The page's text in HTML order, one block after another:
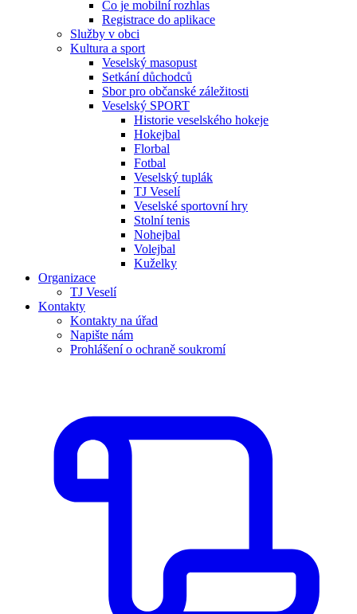
Co je mobilní rozhlas
Registrace do aplikace
Služby v obci
Kultura a sport
Veselský masopust
Setkání důchodců
Sbor pro občanské záležitosti
Veselský SPORT
Historie veselského hokeje
Hokejbal
Florbal
Fotbal
Veselský tuplák
TJ Veselí
Veselské sportovní hry
Stolní tenis
Nohejbal
Volejbal
Kuželky
Organizace
TJ Veselí
Kontakty
Kontakty na úřad
Napište nám
Prohlášení o ochraně soukromí